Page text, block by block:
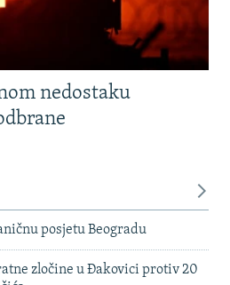
nedostaku
posjetu Beogradu
zločine u Đakovici protiv 20